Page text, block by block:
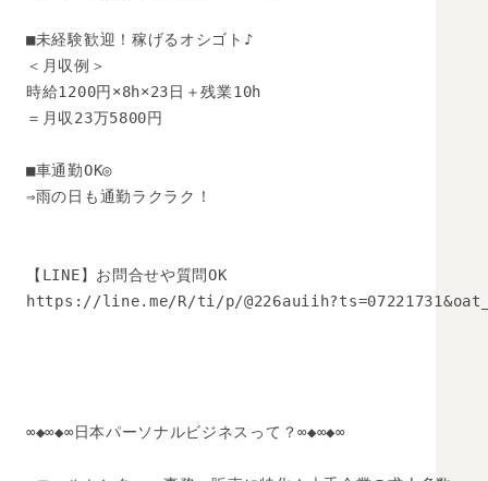
■未経験歓迎！稼げるオシゴト♪
＜月収例＞
時給1200円×8h×23日＋残業10h
＝月収23万5800円
■車通勤OK◎
⇒雨の日も通勤ラクラク！
【LINE】お問合せや質問OK
https://line.me/R/ti/p/
∞◆∞◆∞日本パーソナルビジネスって？∞◆∞◆∞